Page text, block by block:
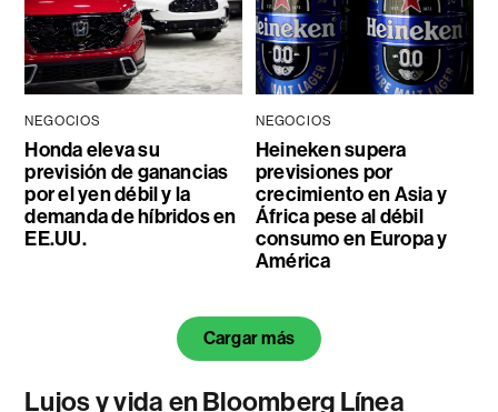
NEGOCIOS
Honda eleva su
previsión de ganancias
por el yen débil y la
demanda de híbridos en
EE.UU.
NEGOCIOS
Heineken supera
previsiones por
crecimiento en Asia y
África pese al débil
consumo en Europa y
América
Cargar más
Lujos y vida en Bloomberg Línea